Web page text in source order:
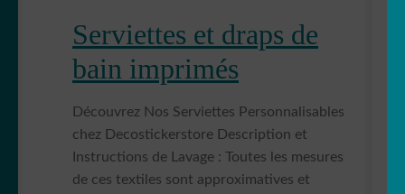
Serviettes et draps de
bain imprimés
Découvrez Nos Serviettes Personnalisables
chez Decostickerstore Description et
Instructions de Lavage : Toutes les mesures
de ces textiles sont approximatives et